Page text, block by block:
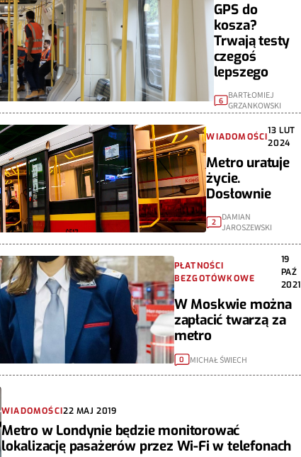
GPS do
kosza?
Trwają testy
czegoś
lepszego
6 BARTŁOMIEJ
GRZANKOWSKI
WIADOMOŚCI
13 LUT
2024
Metro uratuje
życie.
Dosłownie
2
DAMIAN
JAROSZEWSKI
PŁATNOŚCI
BEZGOTÓWKOWE
19
PAŹ
2021
W Moskwie można
zapłacić twarzą za
metro
0 MICHAŁ ŚWIECH
WIADOMOŚCI22 MAJ 2019
Metro w Londynie będzie monitorować
lokalizację pasażerów przez Wi-Fi w telefonach